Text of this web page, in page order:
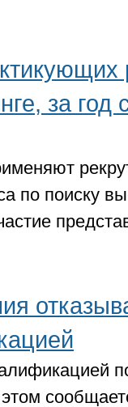
за год
по поиску